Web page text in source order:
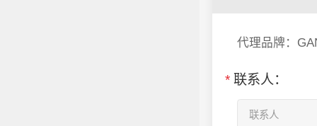
代理品牌：
* 联系人：